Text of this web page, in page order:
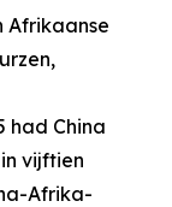
Afrikaanse
had China
vijftien
Afrika-